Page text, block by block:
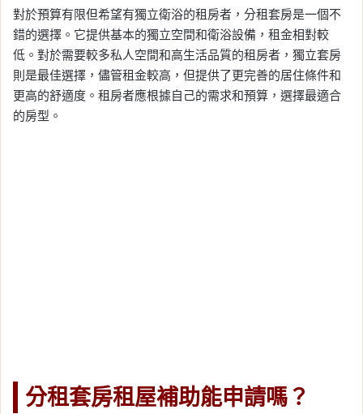
對於預算有限但希望有獨立衛浴的租房者，分租套房是一個不
錯的選擇。它提供基本的獨立空間和衛浴設備，租金相對較
低。對於需要較多私人空間和高生活品質的租房者，獨立套房
則是最佳選擇，儘管租金較高，但提供了更完善的居住條件和
更高的舒適度。租房者應根據自己的需求和預算，選擇最適合
的房型。
分租套房租屋補助能申請嗎？